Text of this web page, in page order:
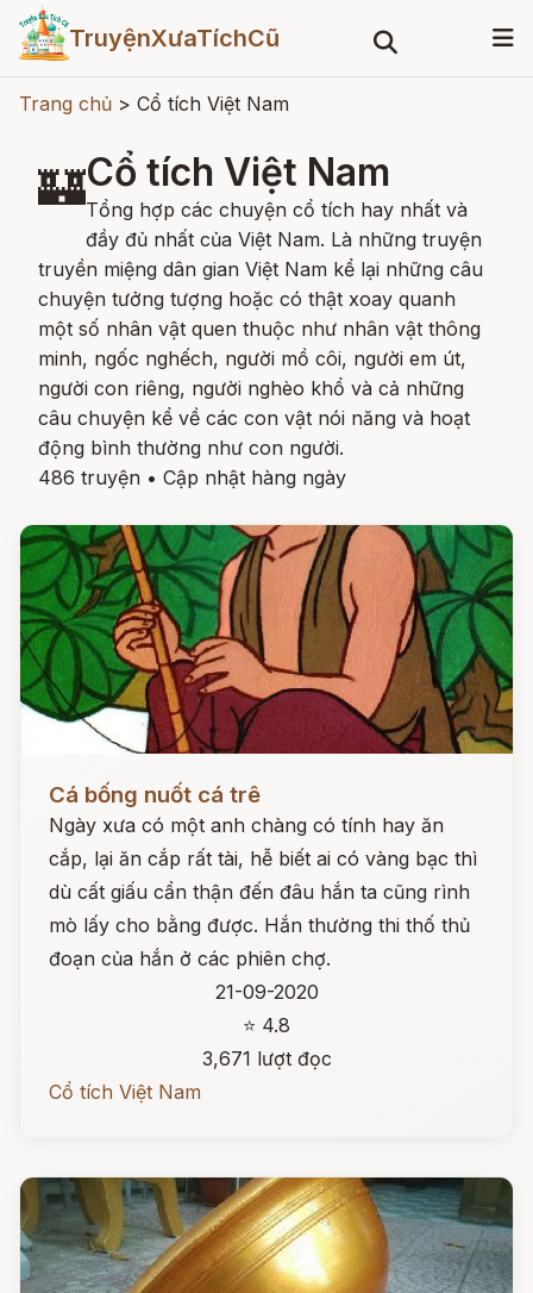
TruyệnXưaTíchCũ
Trang chủ > Cổ tích Việt Nam
🏰Cổ tích Việt Nam
Tổng hợp các chuyện cổ tích hay nhất và
đầy đủ nhất của Việt Nam. Là những truyện
truyền miệng dân gian Việt Nam kể lại những câu
chuyện tưởng tượng hoặc có thật xoay quanh
một số nhân vật quen thuộc như nhân vật thông
minh, ngốc nghếch, người mồ côi, người em út,
người con riêng, người nghèo khổ và cả những
câu chuyện kể về các con vật nói năng và hoạt
động bình thường như con người.
486 truyện • Cập nhật hàng ngày
Đọc ngay
Cá bống nuốt cá trê
Ngày xưa có một anh chàng có tính hay ăn
cắp, lại ăn cắp rất tài, hễ biết ai có vàng bạc thì
dù cất giấu cẩn thận đến đâu hắn ta cũng rình
mò lấy cho bằng được. Hắn thường thi thố thủ
đoạn của hắn ở các phiên chợ.
21-09-2020
⭐ 4.8
3,671 lượt đọc
Cổ tích Việt Nam